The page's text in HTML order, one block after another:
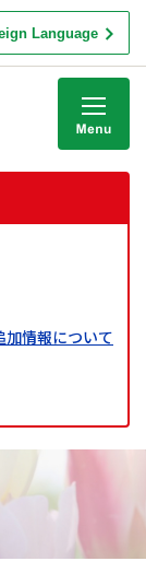
Language
加情報について